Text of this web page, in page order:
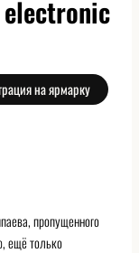
на ярмарку
пропущенного
ещё только